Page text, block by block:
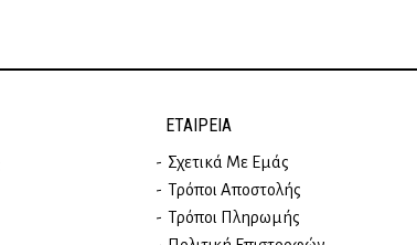
ΕΤΑΙΡΕΊΑ
Σχετικά Με Εμάς
Τρόποι Αποστολής
Τρόποι Πληρωμής